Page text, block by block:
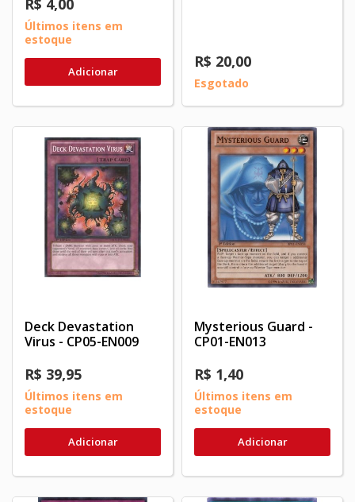
Últimos itens em
estoque
Adicionar
R$ 20,00
Esgotado
Deck Devastation
Virus - CP05-EN009
R$ 39,95
Últimos itens em
estoque
Adicionar
Mysterious Guard -
CP01-EN013
R$ 1,40
Últimos itens em
estoque
Adicionar